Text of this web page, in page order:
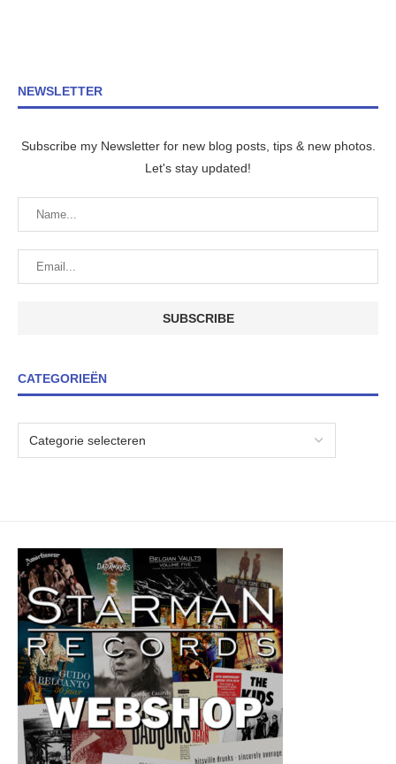
NEWSLETTER
Subscribe my Newsletter for new blog posts, tips & new photos.
Let's stay updated!
CATEGORIEËN